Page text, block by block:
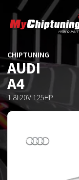
CHIPTUNING
AUDI
A4
1.8I 20V 125HP